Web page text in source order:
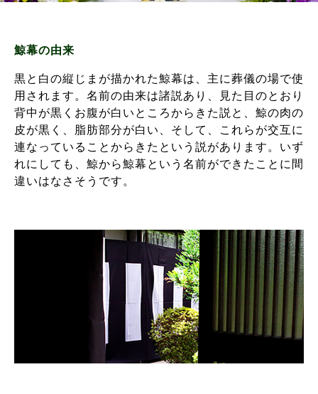
鯨幕の由来
黒と白の縦じまが描かれた鯨幕は、主に葬儀の場で使
用されます。名前の由来は諸説あり、見た目のとおり
背中が黒くお腹が白いところからきた説と、鯨の肉の
皮が黒く、脂肪部分が白い、そして、これらが交互に
連なっていることからきたという説があります。いず
れにしても、鯨から鯨幕という名前ができたことに間
違いはなさそうです。